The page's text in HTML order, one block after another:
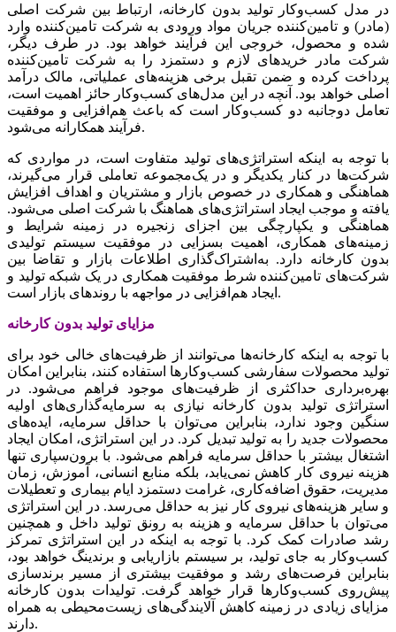
در مدل کسب‌وکار تولید بدون کارخانه‌‌‌، ارتباط بین‌‌‌ شرکت‌‌‌ اصلی‌‌‌
(مادر) و تامین‌‌‌‌کننده جریان مواد ورودی به‌‌‌ شرکت‌‌‌ تامین‌‌‌‌کننده وارد
شده و محصول، خروجی‌‌‌ این‌‌‌ فرآیند خواهد بود. در طرف دیگر،
شرکت‌‌‌ مادر خریدهای لازم و دستمزد را به‌‌‌ شرکت‌‌‌ تامین‌‌‌‌کننده
پرداخت‌‌‌ کرده و ضمن‌‌‌ تقبل‌‌‌ برخی‌‌‌ هزینه‌‌‌های عملیاتی‌‌‌، مالک‌‌‌ درآمد
اصلی‌‌‌ خواهد بود. آنچه‌‌‌ در این‌‌‌ مدل‌های کسب‌وکار حائز اهمیت‌‌‌ است‌‌‌،
تعامل‌‌‌ دوجانبه‌‌‌ دو کسب‌وکار است‌‌‌ که‌‌‌ باعث‌‌‌ هم‌‌‌افزایی‌‌‌ و موفقیت‌‌‌
فرآیند همکارانه‌‌‌ می‌شود.
با توجه‌‌‌ به‌‌‌ اینکه‌‌‌ استراتژی‌های تولید متفاوت است‌‌‌، در مواردی که‌‌‌
شرکت‌ها در کنار یکدیگر و در یک‌‌‌‌مجموعه‌‌‌ تعاملی‌‌‌ قرار می‌‌‌گیرند،
هماهنگی‌‌‌ و همکاری در خصوص بازار و مشتریان و اهداف افزایش‌‌‌
یافته‌‌‌ و موجب‌‌‌ ایجاد استراتژی‌های هماهنگ‌‌‌ با شرکت‌‌‌ اصلی‌‌‌ می‌شود.
هماهنگی‌‌‌ و یکپارچگی‌‌‌ بین‌‌‌ اجزای زنجیره در زمینه‌‌‌ شرایط‌‌‌ و
زمینه‌‌‌های همکاری، اهمیت‌‌‌ بسزایی‌‌‌ در موفقیت‌‌‌ سیستم‌‌‌ تولیدی
بدون کارخانه‌‌‌ دارد. به‌اشتراک‌گذاری اطلاعات بازار و تقاضا بین‌‌‌
شرکت‌های تامین‌‌‌‌کننده شرط موفقیت‌‌‌ همکاری در یک‌‌‌ شبکه‌‌‌ تولید و
ایجاد هم‌‌‌‌افزایی‌‌‌ در مواجهه‌‌‌ با روندهای بازار است‌‌‌.
با توجه‌‌‌ به‌‌‌ اینکه‌‌‌ کارخانه‌‌‌ها می‌‌‌توانند از ظرفیت‌‌‌های خالی‌‌‌ خود برای
تولید محصولات سفارشی‌‌‌ کسب‌وکارها استفاده کنند، بنابراین‌‌‌ امکان
بهره‌برداری حداکثری از ظرفیت‌‌‌های موجود فراهم‌‌‌ می‌شود. در
استراتژی تولید بدون کارخانه‌‌‌ نیازی به‌‌‌ سرمایه‌گذاری‌های اولیه‌‌‌
سنگین‌‌‌ وجود ندارد، بنابراین می‌‌‌توان با حداقل‌‌‌ سرمایه‌‌‌، ایده‌های
محصولات جدید را به‌‌‌ تولید تبدیل کرد. در این‌‌‌ استراتژی، امکان ایجاد
اشتغال بیشتر با حداقل‌‌‌ سرمایه‌‌‌ فراهم‌‌‌ می‌شود. با برون‌سپاری تنها
هزینه‌‌‌ نیروی کار کاهش‌‌‌ نمی‌‌‌یابد، بلکه‌‌‌ منابع‌‌‌ انسانی‌‌‌، آموزش، زمان
مدیریت‌‌‌، حقوق اضافه‌کاری، غرامت‌‌‌ دستمزد ایام بیماری و تعطیلات
و سایر هزینه‌‌‌های نیروی کار نیز به‌‌‌ حداقل‌‌‌ می‌‌‌رسد. در این‌‌‌ استراتژی
می‌‌‌توان با حداقل‌‌‌ سرمایه‌‌‌ و هزینه‌‌‌ به‌‌‌ رونق‌‌‌ تولید داخل‌‌‌ و همچنین‌‌‌
رشد صادرات کمک‌‌‌ کرد. با توجه‌‌‌ به‌‌‌ اینکه‌‌‌ در این‌‌‌ استراتژی تمرکز
کسب‌وکار به جای تولید، بر سیستم‌‌‌ بازاریابی‌‌‌ و برندینگ‌‌‌ خواهد بود،
بنابراین فرصت‌‌‌های رشد و موفقیت‌‌‌ بیشتری از مسیر برندسازی
پیش‌‌‌‌روی کسب‌وکارها قرار خواهد گرفت‌‌‌. تولیدات بدون کارخانه‌‌‌
مزایای زیادی در زمینه‌‌‌ کاهش‌‌‌ آلایندگی‌‌‌های زیست‌محیطی‌‌‌ به‌‌‌ همراه
دارند.